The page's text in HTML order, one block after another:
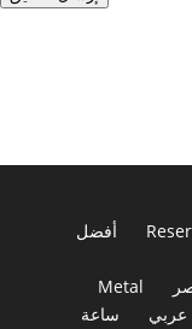
أفضل
Metal
عربي
ساعة